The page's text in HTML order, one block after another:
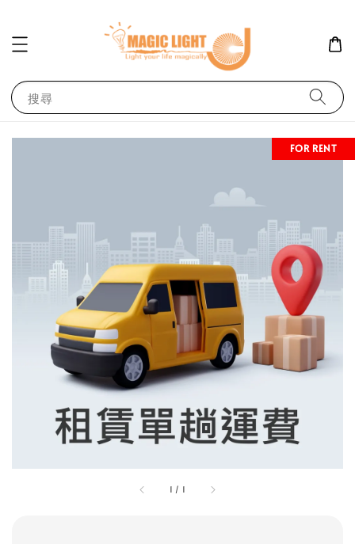
搜尋
1 / 1
FOR RENT